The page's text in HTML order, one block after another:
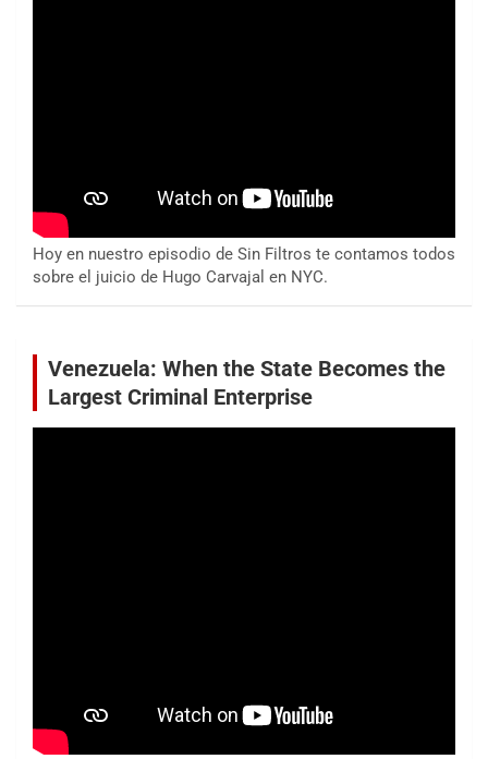
Hoy en nuestro episodio de Sin Filtros te contamos todos
sobre el juicio de Hugo Carvajal en NYC.
Venezuela: When the State Becomes the
Largest Criminal Enterprise